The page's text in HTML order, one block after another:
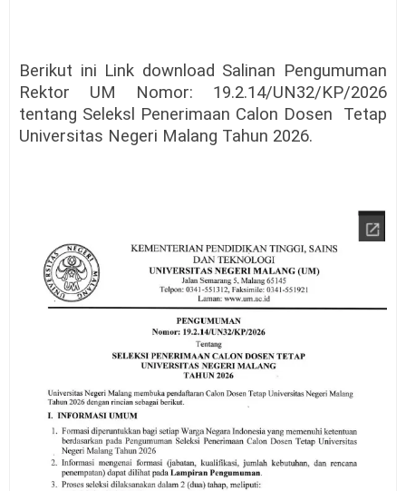
Berikut ini Link download Salinan Pengumuman
Rektor UM Nomor: 19.2.14/UN32/KP/2026
tentang Seleksl Penerimaan Calon Dosen
Tetap
Universitas Negeri Malang Tahun 2026.